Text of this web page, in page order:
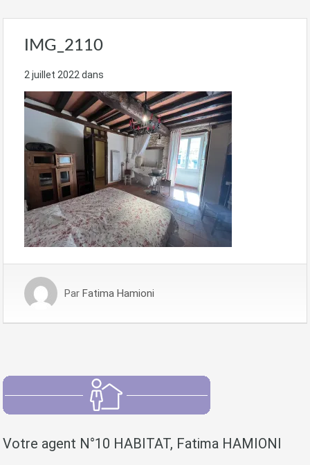
IMG_2110
2 juillet 2022 dans
Par Fatima Hamioni
Votre agent N°10 HABITAT, Fatima HAMIONI